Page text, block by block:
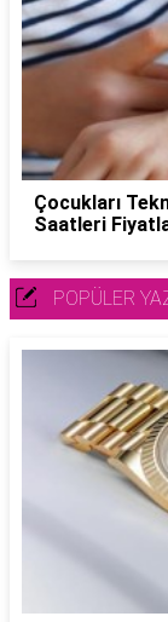
Çocukları
Saatleri
POPÜLER